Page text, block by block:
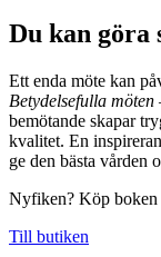
Du kan göra
Ett enda möte kan
Betydelsefulla
bemötande skapar
kvalitet. En
ge den bästa vården
Nyfiken? Köp boken
Till butiken